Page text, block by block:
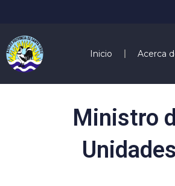
Inicio Acerca
Ministro